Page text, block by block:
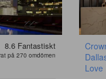
8.6 Fantastiskt
på 270 omdömen
Love